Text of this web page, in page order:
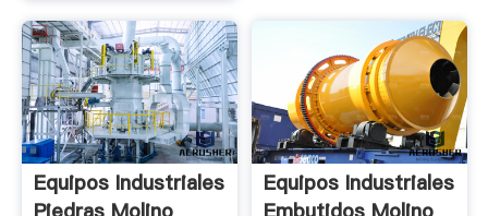
Equipos Industriales
Equipos Industriales